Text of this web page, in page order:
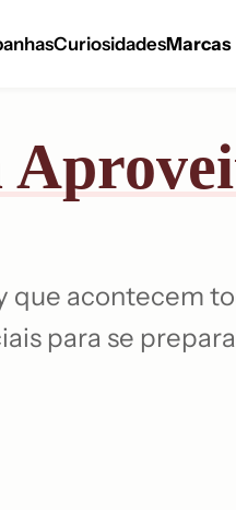
CuriosidadesMarcas
que acontecem
para se